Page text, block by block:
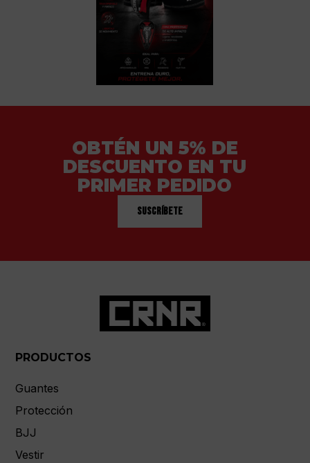
OBTÉN UN 5% DE
DESCUENTO EN TU
PRIMER PEDIDO
Suscríbete
PRODUCTOS
Guantes
Protección
BJJ
Vestir